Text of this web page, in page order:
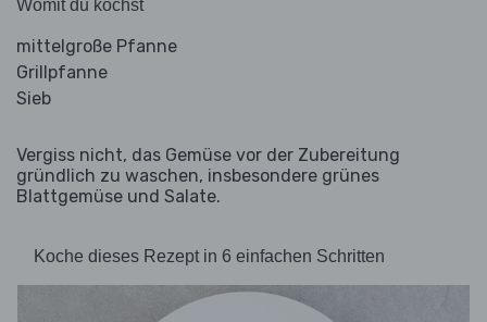
Womit du kochst
mittelgroße Pfanne
Grillpfanne
Sieb
Vergiss nicht, das Gemüse vor der Zubereitung
gründlich zu waschen, insbesondere grünes
Blattgemüse und Salate.
Koche dieses Rezept in 6 einfachen Schritten